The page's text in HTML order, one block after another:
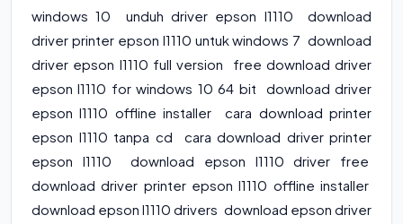
windows 10 unduh driver epson l1110 download
driver printer epson l1110 untuk windows 7 download
driver epson l1110 full version free download driver
epson l1110 for windows 10 64 bit download driver
epson l1110 offline installer cara download printer
epson l1110 tanpa cd cara download driver printer
epson l1110 download epson l1110 driver free
download driver printer epson l1110 offline installer
download epson l1110 drivers download epson driver